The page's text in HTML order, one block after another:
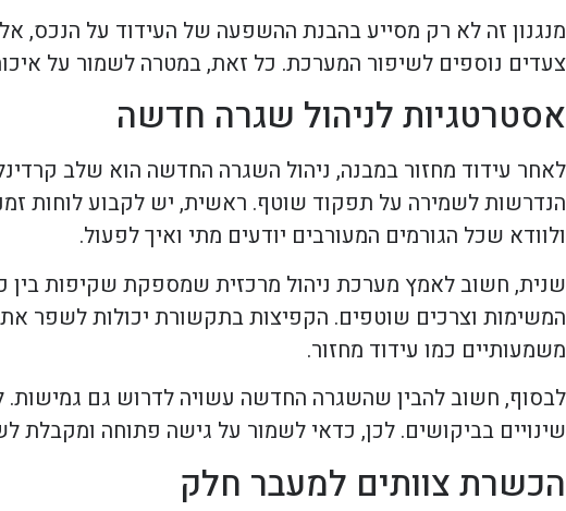
מנגנון זה לא רק מסייע בהבנת ההשפעה של העידוד על הנכס,
צעדים נוספים לשיפור המערכת. כל זאת, במטרה לשמור על
אסטרטגיות לניהול שגרה חדשה
לאחר עידוד מחזור במבנה, ניהול השגרה החדשה הוא שלב
הנדרשות לשמירה על תפקוד שוטף. ראשית, יש לקבוע לוחות
ולוודא שכל הגורמים המעורבים יודעים מתי ואיך לפעול.
שנית, חשוב לאמץ מערכת ניהול מרכזית שמספקת שקיפות בין
המשימות וצרכים שוטפים. הקפיצות בתקשורת יכולות לשפר את
משמעותיים כמו עידוד מחזור.
לבסוף, חשוב להבין שהשגרה החדשה עשויה לדרוש גם גמישות.
שינויים בביקושים. לכן, כדאי לשמור על גישה פתוחה ומקבלת
הכשרת צוותים למעבר חלק